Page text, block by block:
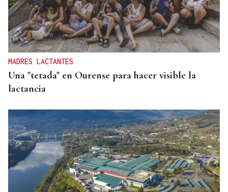
MADRES LACTANTES
Una "tetada" en Ourense para hacer visible la
lactancia